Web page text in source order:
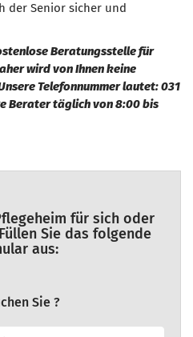
der Senior sicher und
Beratungsstelle für
wird von Ihnen keine
Telefonnummer lautet: 031
Berater täglich von 8:00 bis
für sich oder
Sie das folgende
aus:
Sie ?